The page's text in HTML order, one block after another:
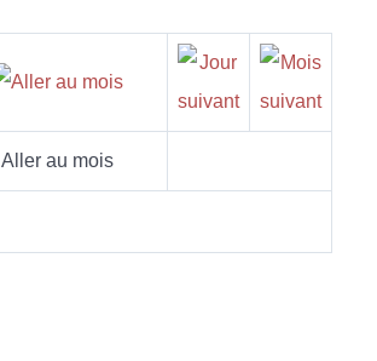
Aller au mois